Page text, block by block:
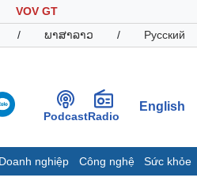
VOV GT
/ ພາສາລາວ / Русский
PodcastRadio
English
Doanh nghiệp Công nghệ Sức khỏe